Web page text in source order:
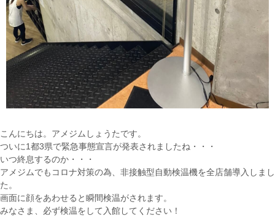
こんにちは。アメジムしょうたです。
ついに1都3県で緊急事態宣言が発表されましたね・・・
いつ終息するのか・・・
アメジムでもコロナ対策の為、非接触型自動検温機を全店舗導入しまし
た。
画面に顔をあわせると瞬間検温がされます。
みなさま、必ず検温をして入館してください！